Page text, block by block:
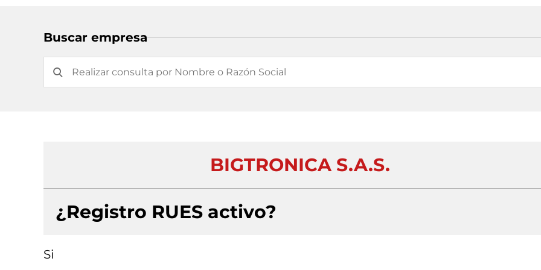
Buscar empresa
BIGTRONICA S.A.S.
¿Registro RUES activo?
Si